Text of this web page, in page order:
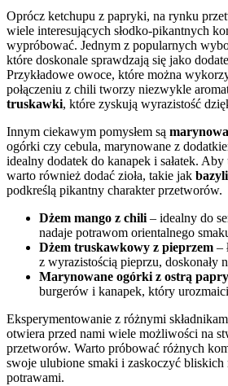
Oprócz ketchupu z papryki, na rynku
wiele interesujących słodko-pikantnych
wypróbować. Jednym z popularnych
które doskonale sprawdzają się jako
Przykładowe owoce, które można
połączeniu z chili tworzy niezwykle
truskawki, które zyskują wyrazistość
Innym ciekawym pomysłem są
ogórki czy cebula, marynowane z
idealny dodatek do kanapek i sałatek.
warto również dodać zioła, takie jak
podkreślą pikantny charakter przetworów.
Dżem mango z chili – idealny do
nadaje potrawom orientalnego
Dżem truskawkowy z pieprzem –
z wyrazistością pieprzu, doskonały
Marynowane ogórki z ostrą
burgerów i kanapek, który
Eksperymentowanie z różnymi
otwiera przed nami wiele możliwości na
przetworów. Warto próbować różnych
swoje ulubione smaki i zaskoczyć bliskich
potrawami.